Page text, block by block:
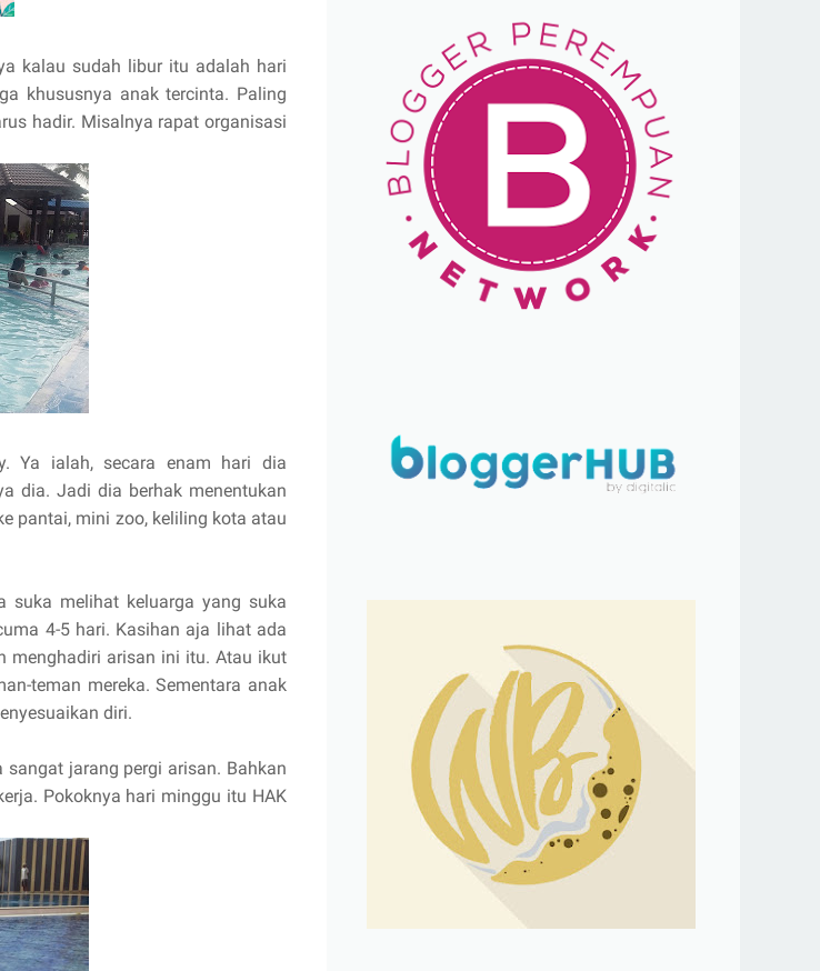
kalau sudah libur itu adalah hari
khususnya anak tercinta. Paling
hadir. Misalnya rapat organisasi
Ya ialah, secara enam hari dia
dia. Jadi dia berhak menentukan
pantai, mini zoo, keliling kota atau
suka melihat keluarga yang suka
4-5 hari. Kasihan aja lihat ada
menghadiri arisan ini itu. Atau ikut
teman mereka. Sementara anak
diri.
jarang pergi arisan. Bahkan
Pokoknya hari minggu itu HAK